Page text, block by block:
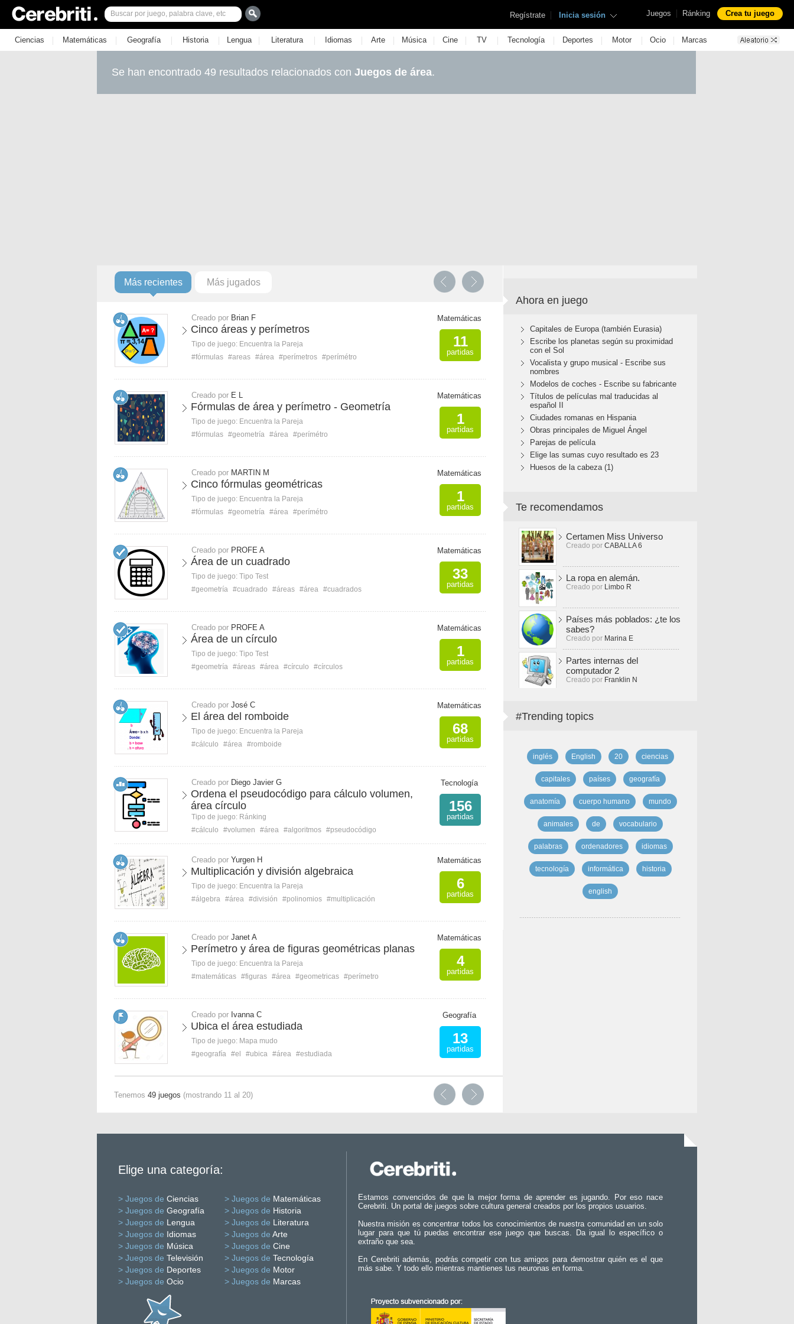
Juegos | Ránking Crea tu juego
Regístrate | Inicia sesión
Ciencias | Matemáticas | Geografía | Historia | Lengua | Literatura | Idiomas | Arte | Música | Cine | TV | Tecnología | Deportes | Motor | Ocio | Marcas
Se han encontrado 49 resultados relacionados con Juegos de área.
Más recientes Más jugados
Creado por Brian F
Cinco áreas y perímetros
Tipo de juego: Encuentra la Pareja
#fórmulas #areas #área #perímetros #perímétro
Matemáticas
11
partidas
Creado por E L
Fórmulas de área y perímetro - Geometría
Tipo de juego: Encuentra la Pareja
#fórmulas #geometría #área #perímétro
Matemáticas
1
partidas
Creado por MARTIN M
Cinco fórmulas geométricas
Tipo de juego: Encuentra la Pareja
#fórmulas #geometría #área #perímétro
Matemáticas
1
partidas
Creado por PROFE A
Área de un cuadrado
Tipo de juego: Tipo Test
#geometría #cuadrado #áreas #área #cuadrados
Matemáticas
33
partidas
Creado por PROFE A
Área de un círculo
Tipo de juego: Tipo Test
#geometría #áreas #área #círculo #círculos
Matemáticas
1
partidas
Creado por José C
El área del romboide
Tipo de juego: Encuentra la Pareja
#cálculo
#área #romboide
Matemáticas
68
partidas
Creado por Diego Javier G
Ordena el pseudocódigo para cálculo volumen,
área círculo
Tipo de juego: Ránking
#cálculo
#volumen #área #algoritmos #pseudocódigo
Tecnología
156
partidas
Creado por Yurgen H
Multiplicación y división algebraica
Tipo de juego: Encuentra la Pareja
#álgebra #área #división #polinomios #multiplicación
Matemáticas
6
partidas
Creado por Janet A
Perímetro y área de figuras geométricas planas
Tipo de juego: Encuentra la Pareja
#matemáticas #figuras #área #geometricas #perímetro
Matemáticas
4
partidas
Creado por Ivanna C
Ubica el área estudiada
Tipo de juego: Mapa mudo
#geografía #el #ubica #área #estudiada
Geografía
13
partidas
Tenemos 49 juegos (mostrando 11 al 20)
Ahora en juego
Capitales de Europa (también Eurasia)
Escribe los planetas según su proximidad
con el Sol
Vocalista y grupo musical - Escribe sus
nombres
Modelos de coches - Escribe su fabricante
Títulos de películas mal traducidas al
español II
Ciudades romanas en Hispania
Obras principales de Miguel Ángel
Parejas de película
Elige las sumas cuyo resultado es 23
Huesos de la cabeza (1)
Te recomendamos
Certamen Miss Universo
Creado por CABALLA 6
La ropa en alemán.
Creado por Limbo R
Países más poblados: ¿te los
sabes?
Creado por Marina E
Partes internas del
computador 2
Creado por Franklin N
#Trending topics
inglés English 20 ciencias
capitales países geografía
anatomía cuerpo humano mundo
animales de vocabulario
palabras ordenadores idiomas
tecnología informática historia
english
Elige una categoría:
> Juegos de Ciencias > Juegos de Matemáticas
> Juegos de Geografía > Juegos de Historia
> Juegos de Lengua > Juegos de Literatura
> Juegos de Idiomas > Juegos de Arte
> Juegos de Música > Juegos de Cine
> Juegos de Televisión > Juegos de Tecnología
> Juegos de Deportes > Juegos de Motor
> Juegos de Ocio > Juegos de Marcas
Estamos convencidos de que la mejor forma de aprender es jugando. Por eso nace
Cerebriti. Un portal de juegos sobre cultura general creados por los propios usuarios.
Nuestra misión es concentrar todos los conocimientos de nuestra comunidad en un solo
lugar para que tú puedas encontrar ese juego que buscas. Da igual lo específico o
extraño que sea.
En Cerebriti además, podrás competir con tus amigos para demostrar quién es el que
más sabe. Y todo ello mientras mantienes tus neuronas en forma.